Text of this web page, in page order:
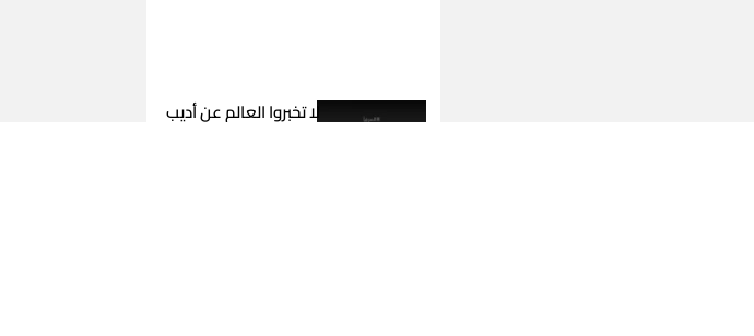
لا تخبروا العالم عن أديب